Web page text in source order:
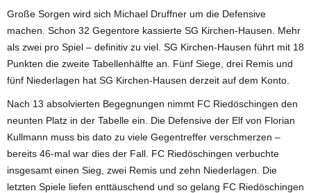
Große Sorgen wird sich Michael Druffner um die Defensive
machen. Schon 32 Gegentore kassierte SG Kirchen-Hausen. Mehr
als zwei pro Spiel – definitiv zu viel. SG Kirchen-Hausen führt mit 18
Punkten die zweite Tabellenhälfte an. Fünf Siege, drei Remis und
fünf Niederlagen hat SG Kirchen-Hausen derzeit auf dem Konto.
Nach 13 absolvierten Begegnungen nimmt FC Riedöschingen den
neunten Platz in der Tabelle ein. Die Defensive der Elf von Florian
Kullmann muss bis dato zu viele Gegentreffer verschmerzen –
bereits 46-mal war dies der Fall. FC Riedöschingen verbuchte
insgesamt einen Sieg, zwei Remis und zehn Niederlagen. Die
letzten Spiele liefen enttäuschend und so gelang FC Riedöschingen